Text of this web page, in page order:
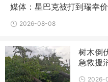
媒体：星巴克被打到瑞幸
2026-08-08
树木倒
急救援
2026-